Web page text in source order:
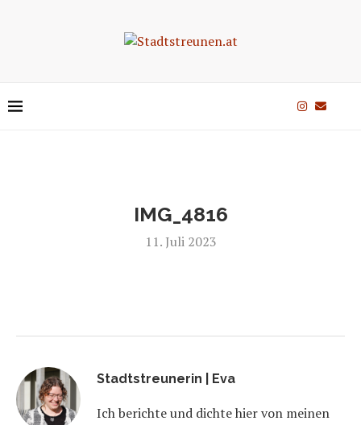
IMG_4816
11. Juli 2023
Stadtstreunerin | Eva
Ich berichte und dichte hier von meinen